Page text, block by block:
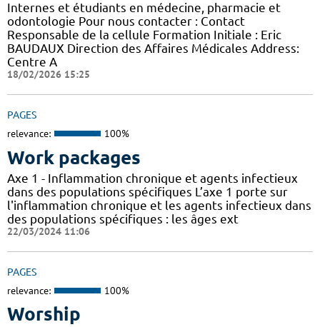
Internes et étudiants en médecine, pharmacie et
odontologie Pour nous contacter : Contact
Responsable de la cellule Formation Initiale : Eric
BAUDAUX Direction des Affaires Médicales Address:
Centre A
18/02/2026 15:25
PAGES
relevance: 100%
Work packages
Axe 1 - Inflammation chronique et agents infectieux
dans des populations spécifiques L’axe 1 porte sur
l'inflammation chronique et les agents infectieux dans
des populations spécifiques : les âges ext
22/03/2024 11:06
PAGES
relevance: 100%
Worship